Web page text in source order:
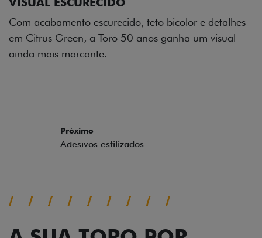
reforçam a identidade única dessa edição para lá de
comemorativa.
Previous
Next
A SUA TORO POR